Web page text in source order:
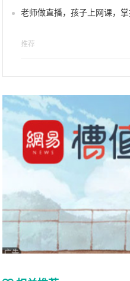
老师做直播，孩子上网课，
推荐